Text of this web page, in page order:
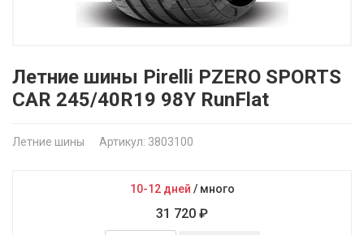
Летние шины Pirelli PZERO SPORTS
CAR 245/40R19 98Y RunFlat
Летние шины Артикул: 3803100
10-12 дней / много
31 720 ₽